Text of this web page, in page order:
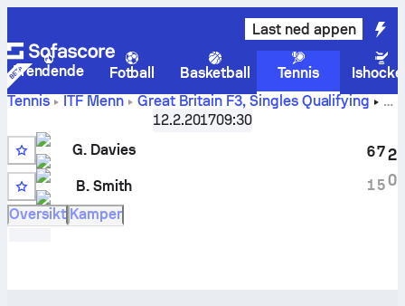
Last ned appen
Trendende Fotball Basketball Tennis
Tennis
ITF Menn
Great Britain F3, Singles Qualifying
Barnaby Smithlivescore og innbyrdes
oppgjør
12.2.201709:30
G. Davies
WC
B. Smith
6
1
7
5
2
0
Oversikt Kamper